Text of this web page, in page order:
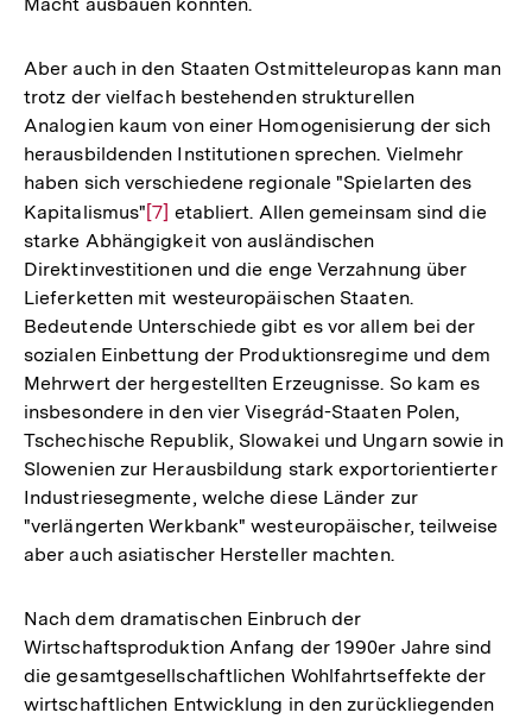
Aber auch in den Staaten Ostmitteleuropas kann man
trotz der vielfach bestehenden strukturellen
Analogien kaum von einer Homogenisierung der sich
herausbildenden Institutionen sprechen. Vielmehr
haben sich verschiedene regionale "Spielarten des
Kapitalismus"Zur
Auflösung
der
Fußnote
[7] etabliert. Allen gemeinsam sind die
starke Abhängigkeit von ausländischen
Direktinvestitionen und die enge Verzahnung über
Lieferketten mit westeuropäischen Staaten.
Bedeutende Unterschiede gibt es vor allem bei der
sozialen Einbettung der Produktionsregime und dem
Mehrwert der hergestellten Erzeugnisse. So kam es
insbesondere in den vier Visegrád-Staaten Polen,
Tschechische Republik, Slowakei und Ungarn sowie in
Slowenien zur Herausbildung stark exportorientierter
Industriesegmente, welche diese Länder zur
"verlängerten Werkbank" westeuropäischer, teilweise
aber auch asiatischer Hersteller machten.
Nach dem dramatischen Einbruch der
Wirtschaftsproduktion Anfang der 1990er Jahre sind
die gesamtgesellschaftlichen Wohlfahrtseffekte der
wirtschaftlichen Entwicklung in den zurückliegenden